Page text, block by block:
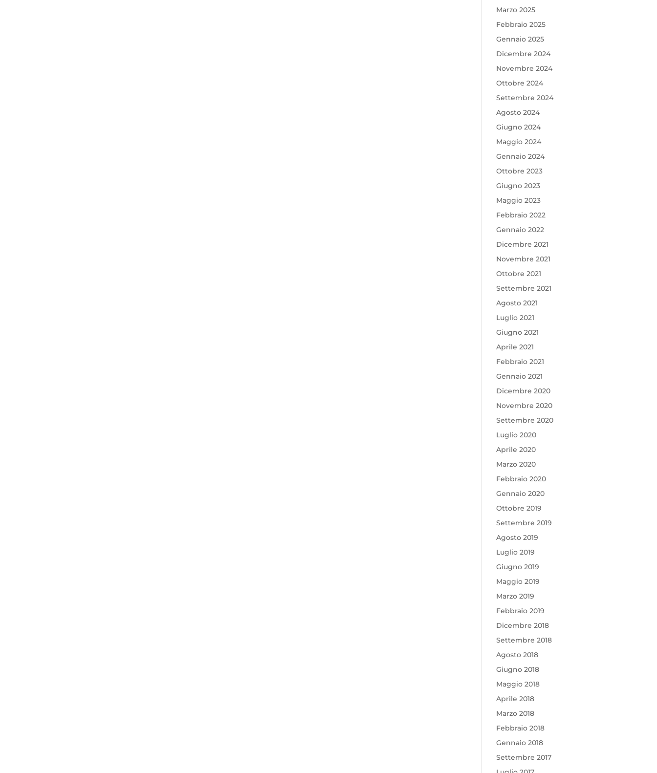
Marzo 2025
Febbraio 2025
Gennaio 2025
Dicembre 2024
Novembre 2024
Ottobre 2024
Settembre 2024
Agosto 2024
Giugno 2024
Maggio 2024
Gennaio 2024
Ottobre 2023
Giugno 2023
Maggio 2023
Febbraio 2022
Gennaio 2022
Dicembre 2021
Novembre 2021
Ottobre 2021
Settembre 2021
Agosto 2021
Luglio 2021
Giugno 2021
Aprile 2021
Febbraio 2021
Gennaio 2021
Dicembre 2020
Novembre 2020
Settembre 2020
Luglio 2020
Aprile 2020
Marzo 2020
Febbraio 2020
Gennaio 2020
Ottobre 2019
Settembre 2019
Agosto 2019
Luglio 2019
Giugno 2019
Maggio 2019
Marzo 2019
Febbraio 2019
Dicembre 2018
Settembre 2018
Agosto 2018
Giugno 2018
Maggio 2018
Aprile 2018
Marzo 2018
Febbraio 2018
Gennaio 2018
Settembre 2017